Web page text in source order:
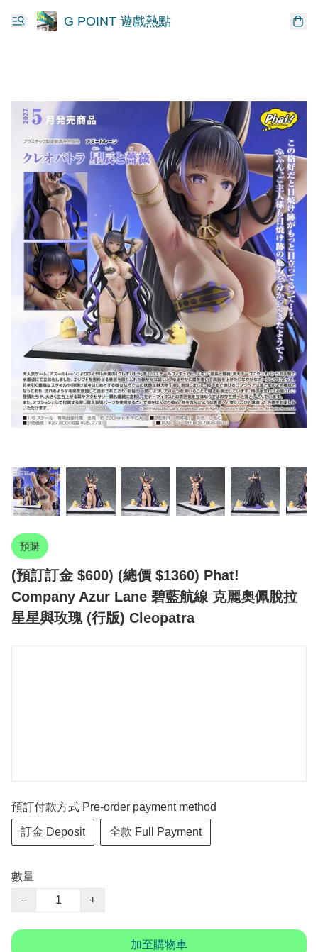
G POINT 遊戲熱點
預購
(預訂訂金 $600) (總價 $1360) Phat!
Company Azur Lane 碧藍航線 克麗奧佩脫拉
星星與玫瑰 (行版) Cleopatra
預訂付款方式 Pre-order payment method
訂金 Deposit 全款 Full Payment
數量
−
+
加至購物車